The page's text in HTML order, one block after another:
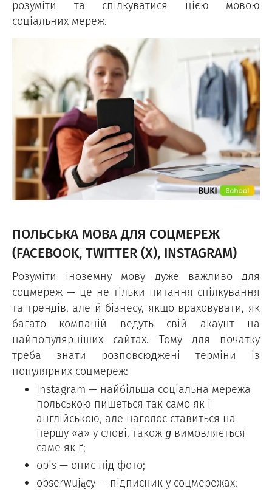
розуміти та спілкуватися цією мовою
соціальних мереж.
ПОЛЬСЬКА МОВА ДЛЯ СОЦМЕРЕЖ
(FACEBOOK, TWITTER (X), INSTAGRAM)
Розуміти іноземну мову дуже важливо для
соцмереж — це не тільки питання спілкування
та трендів, але й бізнесу, якщо враховувати, як
багато компаній ведуть свій акаунт на
найпопулярніших сайтах. Тому для початку
треба знати розповсюджені терміни із
популярних соцмереж:
Instagram — найбільша соціальна мережа
польською пишеться так само як і
англійською, але наголос ставиться на
першу «а» у слові, також g вимовляється
саме як ґ;
opis — опис під фото;
obserwujący — підписник у соцмережах;